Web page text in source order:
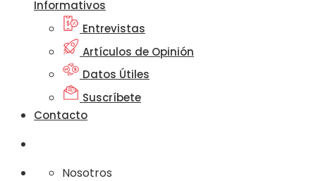
Informativos
Entrevistas
Artículos de Opinión
Datos Útiles
Suscríbete
Contacto
Nosotros